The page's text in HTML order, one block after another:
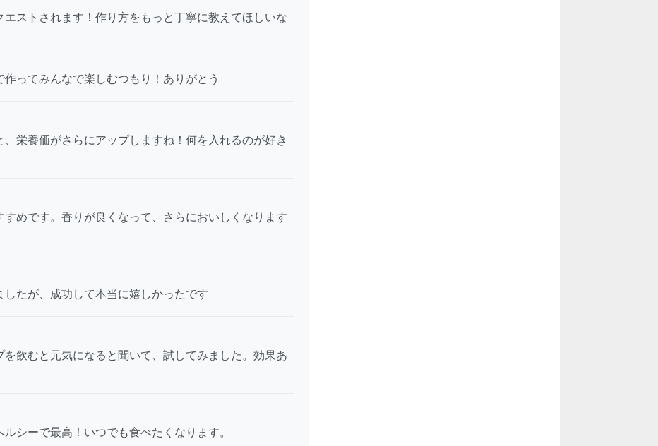
ストされます！作り方をもっと丁寧に教えてほしいな
ってみんなで楽しむつもり！ありがとう
栄養価がさらにアップしますね！何を入れるのが好き
めです。香りが良くなって、さらにおいしくなります
たが、成功して本当に嬉しかったです
飲むと元気になると聞いて、試してみました。効果あ
シーで最高！いつでも食べたくなります。